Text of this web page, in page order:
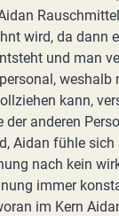
wird, da dann
und man
weshalb
kann,
der anderen
Aidan fühle
nach kein
immer
im Kern